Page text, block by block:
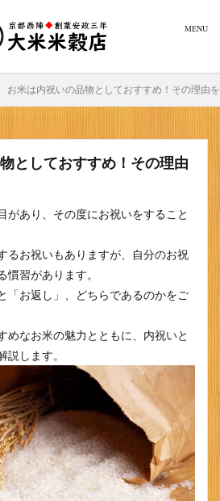
お米は内祝いの品物としておすすめ！その理由
としておすすめ！その理由
があり、その度にお祝いをすること
るお祝いもありますが、自分のお祝
慣習があります。
「お返し」、どちらであるのかをご
めなお米の魅力とともに、内祝いと
説します。